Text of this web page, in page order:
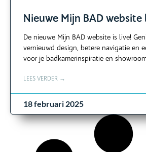
Nieuwe Mijn BAD website
De nieuwe Mijn BAD website is live!
vernieuwd design, betere navigatie en
voor je badkamerinspiratie en
LEES VERDER →
18 februari 2025